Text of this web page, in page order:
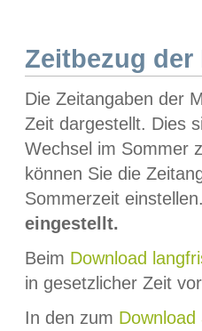
Zeitbezug der
Die Zeitangaben der
Zeit dargestellt. Dies
Wechsel im Sommer
können Sie die
Sommerzeit
eingestellt.
Beim Download
in gesetzlicher Zeit
In den zum Download